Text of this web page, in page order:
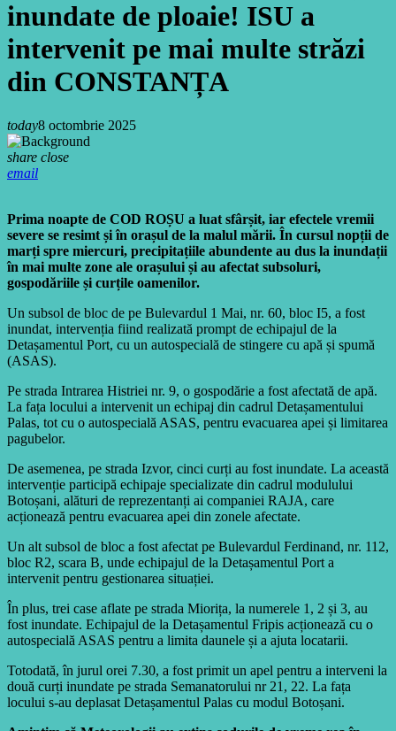
inundate de ploaie! ISU a
intervenit pe mai multe străzi
din CONSTANȚA
today8 octombrie 2025
share close
email
Prima noapte de COD ROȘU a luat sfârșit, iar efectele vremii
severe se resimt și în orașul de la malul mării. În cursul nopții de
marți spre miercuri, precipitațiile abundente au dus la inundații
în mai multe zone ale orașului și au afectat subsoluri,
gospodăriile și curțile oamenilor.
Un subsol de bloc de pe Bulevardul 1 Mai, nr. 60, bloc I5, a fost
inundat, intervenția fiind realizată prompt de echipajul de la
Detașamentul Port, cu un autospecială de stingere cu apă și spumă
(ASAS).
Pe strada Intrarea Histriei nr. 9, o gospodărie a fost afectată de apă.
La fața locului a intervenit un echipaj din cadrul Detașamentului
Palas, tot cu o autospecială ASAS, pentru evacuarea apei și limitarea
pagubelor.
De asemenea, pe strada Izvor, cinci curți au fost inundate. La această
intervenție participă echipaje specializate din cadrul modulului
Botoșani, alături de reprezentanți ai companiei RAJA, care
acționează pentru evacuarea apei din zonele afectate.
Un alt subsol de bloc a fost afectat pe Bulevardul Ferdinand, nr. 112,
bloc R2, scara B, unde echipajul de la Detașamentul Port a
intervenit pentru gestionarea situației.
În plus, trei case aflate pe strada Miorița, la numerele 1, 2 și 3, au
fost inundate. Echipajul de la Detașamentul Fripis acționează cu o
autospecială ASAS pentru a limita daunele și a ajuta locatarii.
Totodată, în jurul orei 7.30, a fost primit un apel pentru a interveni la
două curți inundate pe strada Semanatorului nr 21, 22. La fața
locului s-au deplasat Detașamentul Palas cu modul Botoșani.